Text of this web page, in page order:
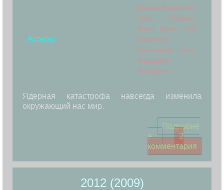
Актеры:
Дензел Вашингтон,
Гари Олдман,
Мила Кунис, Рэй
Стивенсон,
Дженнифер Билз,
Малкольм
МакДауэлл,
Ядерная катастрофа навсегда изменила
окружающий нас мир.
Подробне
е...
2
комментария
2012 (2009)